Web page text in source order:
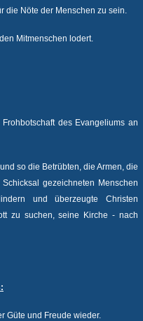
die Nöte der Menschen zu sein.
Mitmenschen lodert.
des Evangeliums an
so die Betrübten, die Armen, die
gezeichneten Menschen
und überzeugte Christen
zu suchen, seine Kirche - nach
Güte und Freude wieder.